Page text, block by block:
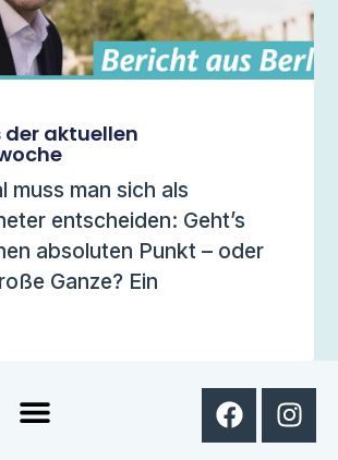
der aktuellen
muss man sich als
entscheiden: Geht’s
absoluten Punkt – oder
Ganze? Ein